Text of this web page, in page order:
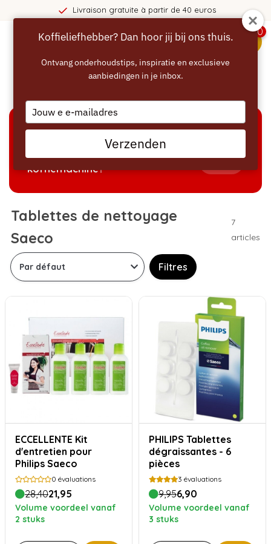
Livraison gratuite à partir de 40 euros
0
Welke producten passen bij mijn
koffiemachine?
Tablettes de nettoyage
Saeco
7
articles
Filtres
ECCELLENTE Kit
d'entretien pour
Philips Saeco
0 évaluations
28,4021,95
Volume voordeel vanaf
2 stuks
PHILIPS Tablettes
dégraissantes - 6
pièces
3 évaluations
9,956,90
Volume voordeel vanaf
3 stuks
Koffieliefhebber? Dan hoor jij bij ons thuis.
Ontvang onderhoudstips, inspiratie en exclusieve
aanbiedingen in je inbox.
Type
your
email
Verzenden